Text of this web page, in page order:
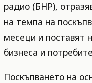
радио (БНР),
на темпа на
месеци и поставят
бизнеса и
Поскъпването на